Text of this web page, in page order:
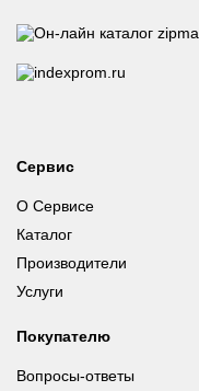
Сервис
О Сервисе
Каталог
Производители
Услуги
Покупателю
Вопросы-ответы